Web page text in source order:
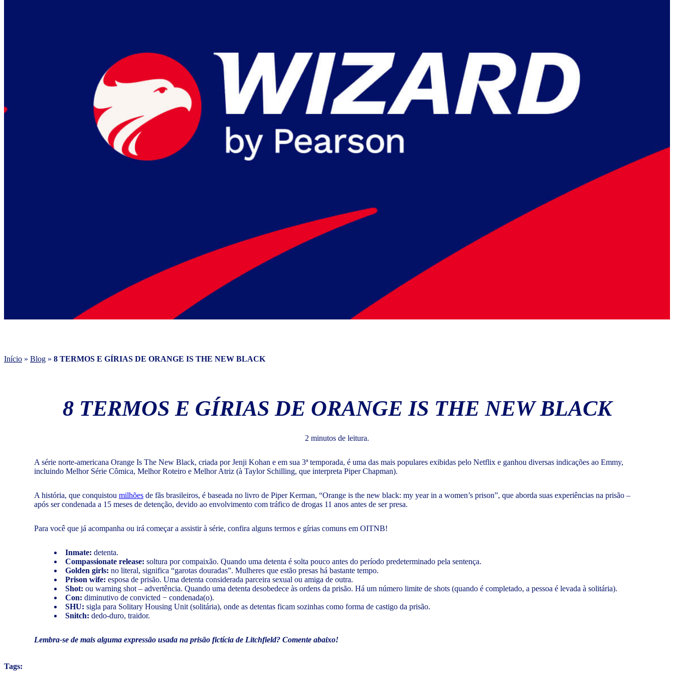
Início » Blog » 8 TERMOS E GÍRIAS DE ORANGE IS THE NEW BLACK
8 TERMOS E GÍRIAS DE ORANGE IS THE NEW BLACK
2 minutos de leitura.
A série norte-americana Orange Is The New Black, criada por Jenji Kohan e em sua 3ª temporada, é uma das mais populares exibidas pelo Netflix e ganhou diversas indicações ao Emmy,
incluindo Melhor Série Cômica, Melhor Roteiro e Melhor Atriz (à Taylor Schilling, que interpreta Piper Chapman).
A história, que conquistou milhões de fãs brasileiros, é baseada no livro de Piper Kerman, “Orange is the new black: my year in a women’s prison”, que aborda suas experiências na prisão –
após ser condenada a 15 meses de detenção, devido ao envolvimento com tráfico de drogas 11 anos antes de ser presa.
Para você que já acompanha ou irá começar a assistir à série, confira alguns termos e gírias comuns em OITNB!
Inmate: detenta.
Compassionate release: soltura por compaixão. Quando uma detenta é solta pouco antes do período predeterminado pela sentença.
Golden girls: no literal, significa “garotas douradas”. Mulheres que estão presas há bastante tempo.
Prison wife: esposa de prisão. Uma detenta considerada parceira sexual ou amiga de outra.
Shot: ou warning shot – advertência. Quando uma detenta desobedece às ordens da prisão. Há um número limite de shots (quando é completado, a pessoa é levada à solitária).
Con: diminutivo de convicted − condenada(o).
SHU: sigla para Solitary Housing Unit (solitária), onde as detentas ficam sozinhas como forma de castigo da prisão.
Snitch: dedo-duro, traidor.
Lembra-se de mais alguma expressão usada na prisão fictícia de Litchfield? Comente abaixo!
Tags: